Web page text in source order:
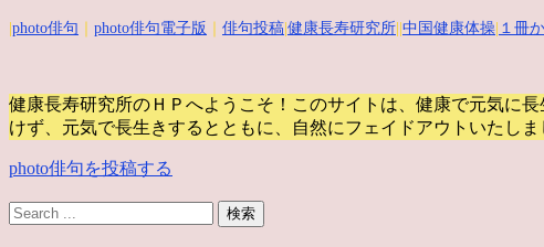
photo俳句 photo俳句電子版 俳句投稿 健康長寿研究所 中国健康体操 １冊
健康長寿研究所のＨＰへようこそ！このサイトは、健康で元気に
けず、元気で長生きするとともに、自然にフェイドアウトいたしま
photo俳句を投稿する